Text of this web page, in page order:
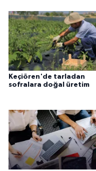
Keçiören'de tarladan
sofralara doğal üretim